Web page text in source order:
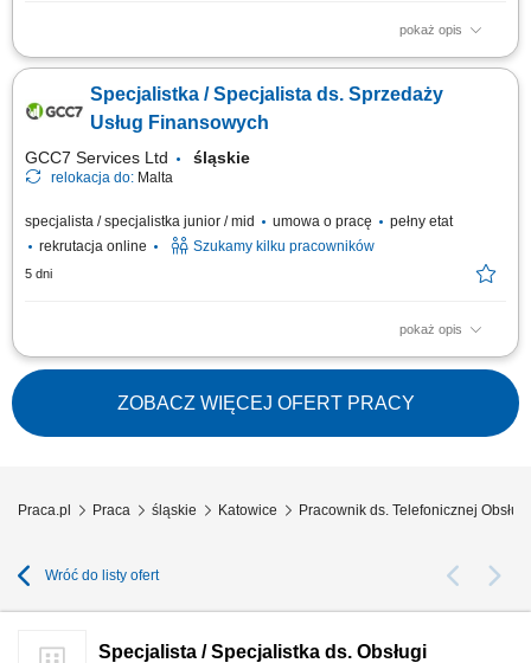
pokaż opis
Twoje zadania: Prowadzenie rozmów telefonicznych z klientami
edukacją finansową. Budowanie trwałych relacji z klientami i rozwijanie
współpracy z partnerami biznesowymi. Realizacja planów
Specjalistka / Specjalista ds. Sprzedaży
Usług Finansowych
GCC7 Services Ltd śląskie
relokacja do: Malta
specjalista / specjalistka junior / mid umowa o pracę
pełny etat
rekrutacja online
Szukamy kilku pracowników
5 dni
pokaż opis
Zakres obowiązków: Telefoniczny kontakt z klientami zainteresowanymi
produktami firmy. Sprzedaż usług finansowych oraz szkoleń z zakresu
edukacji finansowej. Pozyskiwanie nowych klientów oraz rozwijanie
relacji z obecnymi. Współpraca z kluczowymi partnerami biznesowymi.
Praca nad realizacją...
ZOBACZ WIĘCEJ OFERT PRACY
Praca.pl Praca śląskie Katowice Pracownik ds. Telefonicznej
Wróć do listy ofert
Specjalista / Specjalistka ds. Obsługi